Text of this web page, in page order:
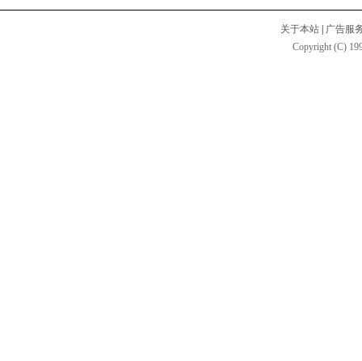
关于本站
广告服
Copyright (C)